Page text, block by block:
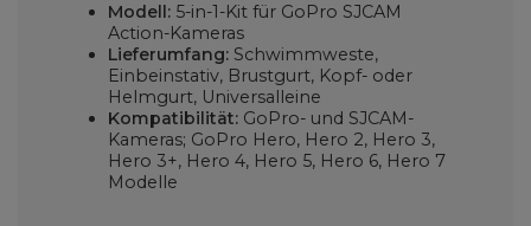
Modell: 5-in-1-Kit für GoPro SJCAM
Action-Kameras
Lieferumfang: Schwimmweste,
Einbeinstativ, Brustgurt, Kopf- oder
Helmgurt, Universalleine
Kompatibilität: GoPro- und SJCAM-
Kameras; GoPro Hero, Hero 2, Hero 3,
Hero 3+, Hero 4, Hero 5, Hero 6, Hero 7
Modelle